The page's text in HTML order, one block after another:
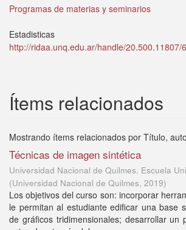
Programas de materias y seminarios
Estadisticas
http://ridaa.unq.edu.ar/handle/20.500.11807/
Ítems relacionados
Mostrando ítems relacionados por Título,
Técnicas de imagen sintética
Universidad Nacional de Quilmes. Escuela
(Universidad Nacional de Quilmes, 2019)
Los objetivos del curso son: incorporar
le permitan al estudiante edificar una base
de gráficos tridimensionales; desarrollar un